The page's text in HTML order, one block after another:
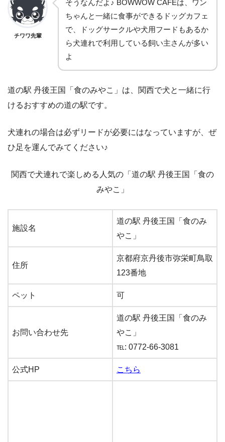
チワワ先輩
そうなんだよ♪ BOWWOW CAFÉは、ワン
ちゃんと一緒に食事ができるドッグカフェ
で、ドッグサークルや犬用フードもあるか
ら犬連れで利用している飼い主さんが多い
よ
道の駅 丹後王国「食のみやこ」は、関西で犬と一緒に行
けるおすすめの道の駅です。
犬連れの場合は必ずリードが必要にはなっていますが、ぜ
ひ足を運んでみてください♪
関西で犬連れで楽しめる人気の「道の駅 丹後王国「食の
みやこ」
施設名
道の駅 丹後王国「食のみ
やこ」
住所
京都府京丹後市弥栄町鳥取
123番地
ペット 可
お問い合わせ先
道の駅 丹後王国「食のみ
やこ」
℡: 0772-66-3081
公式HP こちら